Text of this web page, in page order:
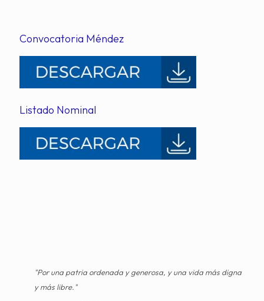
Convocatoria Méndez
Listado Nominal
"Por una patria ordenada y generosa, y una vida más digna
y más libre."